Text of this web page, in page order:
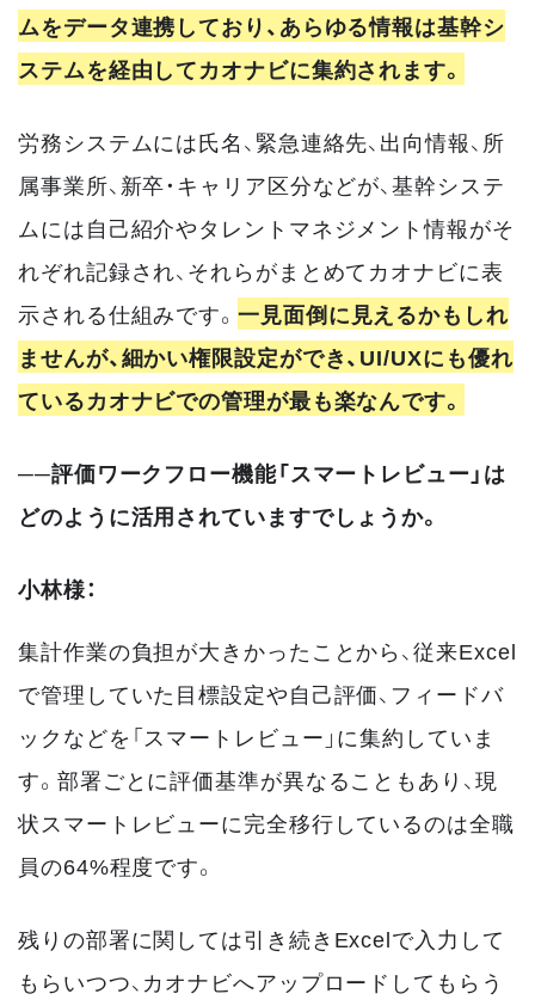
ムをデータ連携しており、あらゆる情報は基幹シ
ステムを経由してカオナビに集約されます。
労務システムには氏名、緊急連絡先、出向情報、所
属事業所、新卒・キャリア区分などが、基幹システ
ムには自己紹介やタレントマネジメント情報がそ
れぞれ記録され、それらがまとめてカオナビに表
示される仕組みです。 一見面倒に見えるかもしれ
ませんが、細かい権限設定ができ、UI/UXにも優れ
ているカオナビでの管理が最も楽なんです。
──評価ワークフロー機能「スマートレビュー」は
どのように活用されていますでしょうか。
小林様：
集計作業の負担が大きかったことから、従来Excel
で管理していた目標設定や自己評価、フィードバ
ックなどを「スマートレビュー」に集約していま
す。部署ごとに評価基準が異なることもあり、現
状スマートレビューに完全移行しているのは全職
員の64%程度です。
残りの部署に関しては引き続きExcelで入力して
もらいつつ、カオナビへアップロードしてもらう